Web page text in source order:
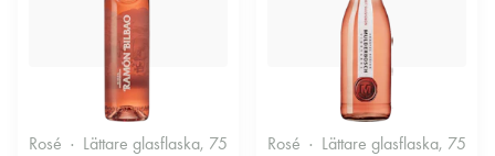
Rosé Lättare glasflaska, 750ml 12.5% Fruktigt & Smakrikt
Rosé Lättare glasflaska, 750ml